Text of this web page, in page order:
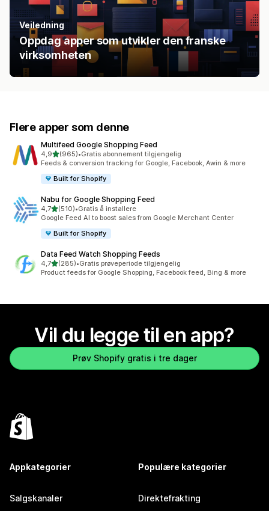
Veiledning
Oppdag apper som utvikler den franske
virksomheten
Flere apper som denne
Multifeed Google Shopping Feed
4,9av 5 stjerner
(965)
Totalt 965 omtaler
•Gratis abonnement tilgjengelig
Feeds & conversion tracking for Google, Facebook, Awin & more
Built for Shopify
Nabu for Google Shopping Feed
4,7av 5 stjerner
(510)
Totalt 510 omtaler
•Gratis å installere
Google Feed AI to boost sales from Google Merchant Center
Built for Shopify
Data Feed Watch Shopping Feeds
4,7av 5 stjerner
(285)
Totalt 285 omtaler
•Gratis prøveperiode tilgjengelig
Product feeds for Google Shopping, Facebook feed, Bing & more
Vil du legge til en app?
Prøv Shopify gratis i tre dager
Appkategorier
Salgskanaler
Populære kategorier
Direktefrakting